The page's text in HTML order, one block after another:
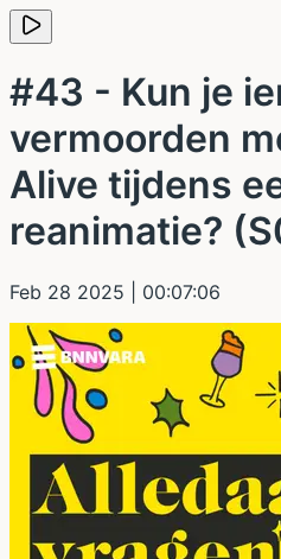
#43 - Kun je
vermoorden
Alive tijdens
reanimatie?
Feb 28 2025 | 00:07:06